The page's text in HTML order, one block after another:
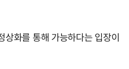
상화를 통해 가능하다는 입장이